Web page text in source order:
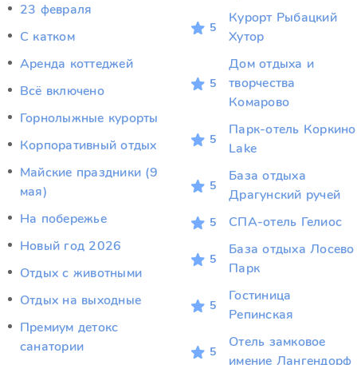
23 февраля
C катком
Аренда коттеджей
Всё включено
Горнолыжные курорты
Корпоративный отдых
Майские праздники (9
мая)
На побережье
Новый год 2026
Отдых c животными
Отдых на выходные
Премиум детокс
санатории
5
Курорт Рыбацкий
Хутор
5
Дом отдыха и
творчества
Комарово
5
Парк-отель Коркино
Lake
5
База отдыха
Драгунский ручей
5 СПА-отель Гелиос
5
База отдыха Лосево
Парк
5
Гостиница
Репинская
5
Отель замковое
имение Лангендорф